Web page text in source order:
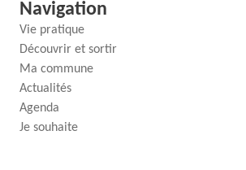
Navigation
Vie pratique
Découvrir et sortir
Ma commune
Actualités
Agenda
Je souhaite